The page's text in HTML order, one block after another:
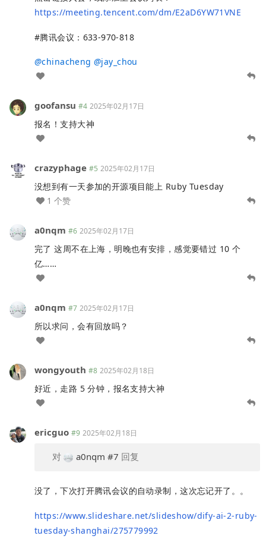
https://meeting.tencent.com/dm/E2aD6YW71VNE
#腾讯会议：633-970-818
@chinacheng @jay_chou
goofansu #4 2025年02月17日
报名！支持大神
crazyphage #5 2025年02月17日
没想到有一天参加的开源项目能上 Ruby Tuesday
1 个赞
a0nqm #6 2025年02月17日
完了 这周不在上海，明晚也有安排，感觉要错过 10 个
亿……
a0nqm #7 2025年02月17日
所以求问，会有回放吗？
wongyouth #8 2025年02月18日
好近，走路 5 分钟，报名支持大神
ericguo #9 2025年02月18日
对 a0nqm #7 回复
没了，下次打开腾讯会议的自动录制，这次忘记开了。。
https://www.slideshare.net/slideshow/dify-ai-2-ruby-
tuesday-shanghai/275779992